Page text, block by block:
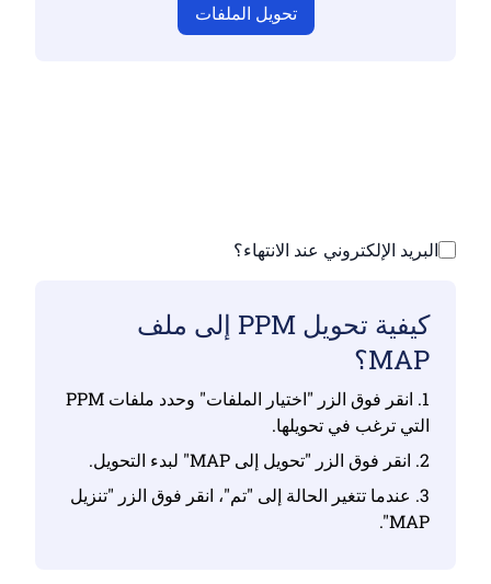
تحويل الملفات
البريد الإلكتروني عند الانتهاء؟
كيفية تحويل PPM إلى ملف
MAP؟
1. انقر فوق الزر "اختيار الملفات" وحدد ملفات PPM
التي ترغب في تحويلها.
2. انقر فوق الزر "تحويل إلى MAP" لبدء التحويل.
3. عندما تتغير الحالة إلى "تم"، انقر فوق الزر "تنزيل
MAP".